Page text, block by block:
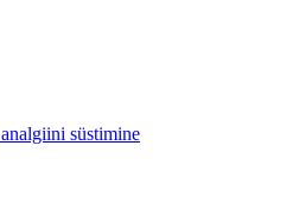
süstimine